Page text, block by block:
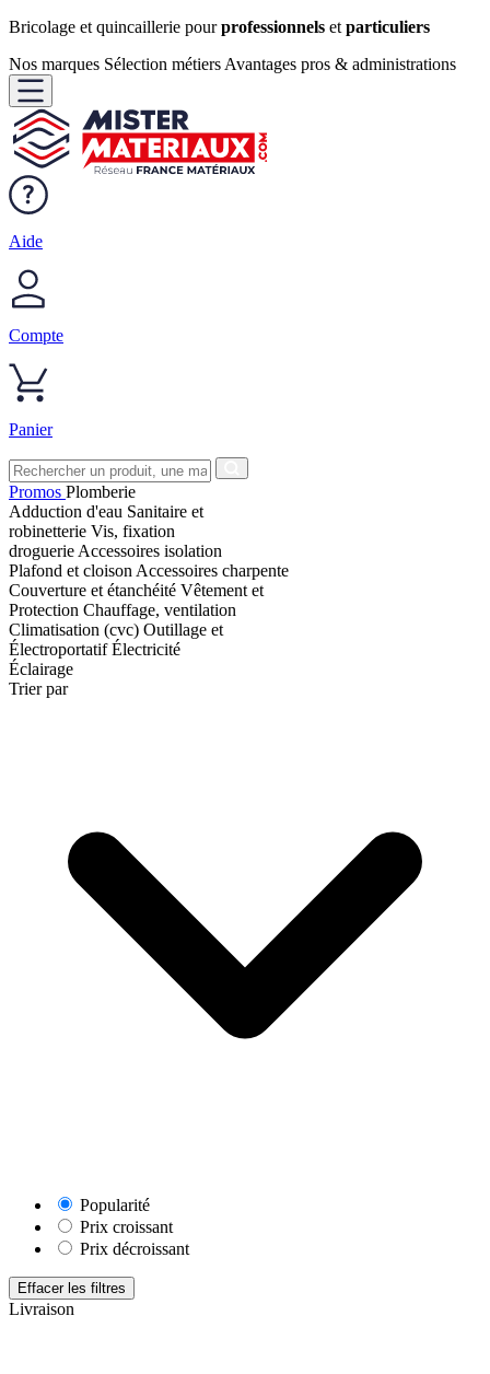
Bricolage et quincaillerie pourprofessionnels et particuliers
Nos marques Sélection métiers Avantages pros & administrations
Aide
Compte
Panier
Promos Plomberie
Adduction d'eau Sanitaire et
robinetterie Vis, fixation
droguerie Accessoires isolation
Plafond et cloison Accessoires charpente
Couverture et étanchéité Vêtement et
Protection Chauffage, ventilation
Climatisation (cvc) Outillage et
ÉlectroportatifÉlectricité
Éclairage
Trier par
Popularité
Prix croissant
Prix décroissant
Effacer les filtres
Livraison